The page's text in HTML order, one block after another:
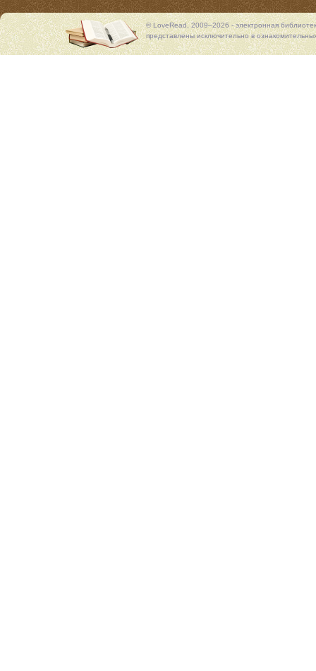
© LoveRead, 2009–2026 - электронная
представлены исключительно в